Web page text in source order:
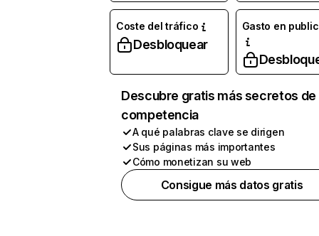
Coste del tráfico
Desbloquear
Gasto en
Descubre gratis más secretos de
competencia
A qué palabras clave se dirigen
Sus páginas más importantes
Cómo monetizan su web
Consigue más datos gratis